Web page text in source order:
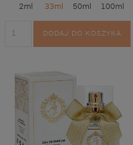
2ml 33ml 50ml 100ml
DODAJ DO KOSZYKA